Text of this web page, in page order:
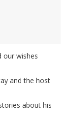
our wishes
and the host
about his